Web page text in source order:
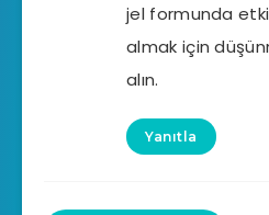
jel formunda
almak için
alın.
Yanıtla